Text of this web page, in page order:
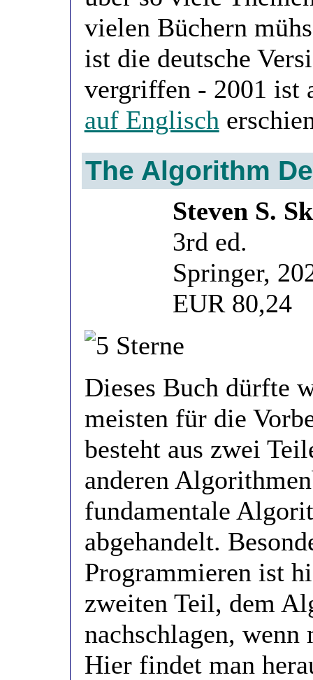
vielen Büchern
ist die deutsche
vergriffen - 2001 ist
auf Englisch
The Algorithm
Steven S.
3rd ed.
Springer,
EUR 80,24
Dieses Buch dürfte
meisten für die
besteht aus zwei
anderen
fundamentale
abgehandelt.
Programmieren ist
zweiten Teil, dem
nachschlagen,
Hier findet man